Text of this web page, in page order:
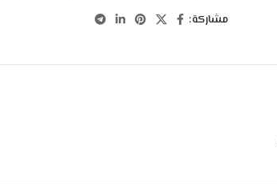
استهلاك اقتصادي موفر للطاقة
أبعاد المنتج: 80 × 70 × 190 سم
مشاركة: